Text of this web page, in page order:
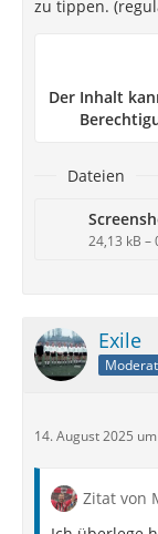
zu tippen.
Der Inhalt
Dateien
24,13 kB –
Exile
14. August 2025
Zitat von